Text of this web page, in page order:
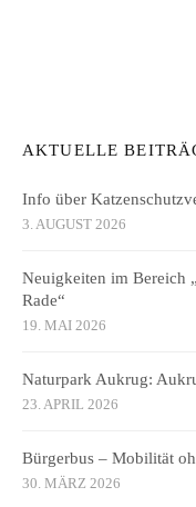
AKTUELLE
Info über
3. AUGUST 2026
Neuigkeiten im Bereich
Rade“
19. MAI 2026
Naturpark Aukrug:
23. APRIL 2026
Bürgerbus – Mobilität
30. MÄRZ 2026